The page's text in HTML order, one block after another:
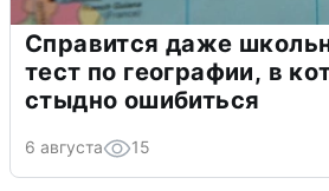
Справится даже
тест по географии, в
стыдно ошибиться
6 августа 15